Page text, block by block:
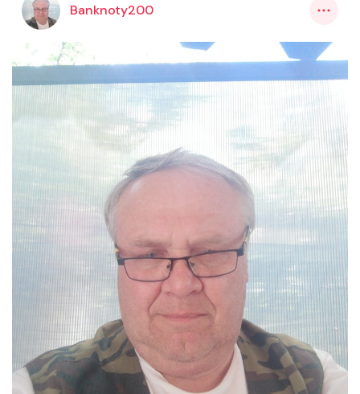
Banknoty200